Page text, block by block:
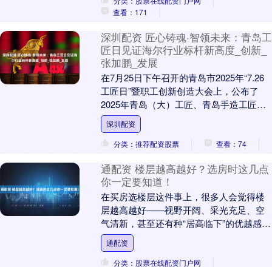
查看：171
深圳配资 匠心铸魂·智领未来：青岛工
匠日见证海尔行业标杆新高度_创新_
张加鹏_发展
在7月25日下午召开的青岛市2025年“7.26
工匠日”暨职工创新创造大会上，公布了
2025年青岛（大）工匠、青岛手造工匠
和“五位一体”职工创新创造成果，并对马....
深圳配资
分类：推荐配资股票
查看：74
通配资 楼层越高越好？选房时这几点
你一定要知道！
在买房选楼层这件事上，很多人会觉得楼
层越高越好——视野开阔、采光充足、空
气清新，甚至还有种“居高临下”的优越感。
但从堪舆学的角度来看，太高的楼层，尤
其是顶层，....
通配资
分类：股票在线配资门户网